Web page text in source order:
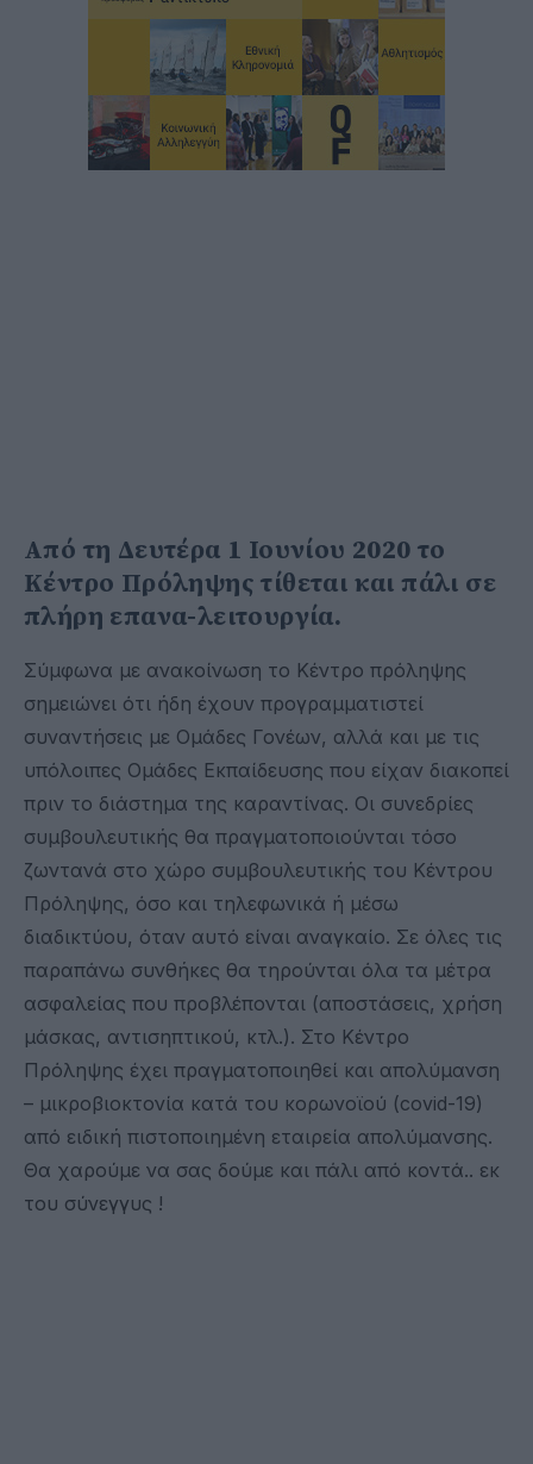
Από τη Δευτέρα 1 Ιουνίου 2020 το
Κέντρο Πρόληψης τίθεται και πάλι σε
πλήρη επανα-λειτουργία.
Σύμφωνα με ανακοίνωση το Κέντρο πρόληψης
σημειώνει ότι ήδη έχουν προγραμματιστεί
συναντήσεις με Ομάδες Γονέων, αλλά και με τις
υπόλοιπες Ομάδες Εκπαίδευσης που είχαν διακοπεί
πριν το διάστημα της καραντίνας. Οι συνεδρίες
συμβουλευτικής θα πραγματοποιούνται τόσο
ζωντανά στο χώρο συμβουλευτικής του Κέντρου
Πρόληψης, όσο και τηλεφωνικά ή μέσω
διαδικτύου, όταν αυτό είναι αναγκαίο. Σε όλες τις
παραπάνω συνθήκες θα τηρούνται όλα τα μέτρα
ασφαλείας που προβλέπονται (αποστάσεις, χρήση
μάσκας, αντισηπτικού, κτλ.). Στο Κέντρο
Πρόληψης έχει πραγματοποιηθεί και απολύμανση
– μικροβιοκτονία κατά του κορωνοϊού (covid-19)
από ειδική πιστοποιημένη εταιρεία απολύμανσης.
Θα χαρούμε να σας δούμε και πάλι από κοντά.. εκ
του σύνεγγυς !